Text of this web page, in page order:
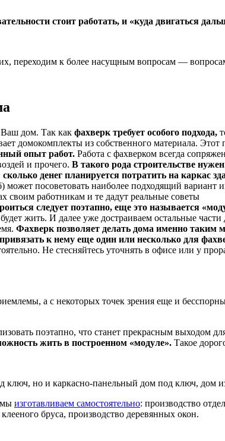
стоит работать, и «куда двигаться
переходим к более насущным вопросам —
Ваш дом. Так как фахверк требует особого подхода,
домокомплекты из собственного материала. Этот
опыт работ. Работа с фахверком всегда
и прочего. В такого рода строительстве
сколько денег планируется потратить на каркас
может посоветовать наиболее подходящий
своим работникам и те дадут реальные советы
следует поэтапно, еще это называется
жить. И далее уже достраиваем остальные
Фахверк позволяет делать дома именно
к нему еще один или несколько для
Не стесняйтесь уточнять в офисе или у
а с некоторых точек зрения еще и
поэтапно, что станет прекрасным выходом
жить в построенном «модуле». Такое
ключ, но и каркасно-панельный дом под ключ, дом
мы изготавливаем самостоятельно: производство
бруса, производство деревянных окон.